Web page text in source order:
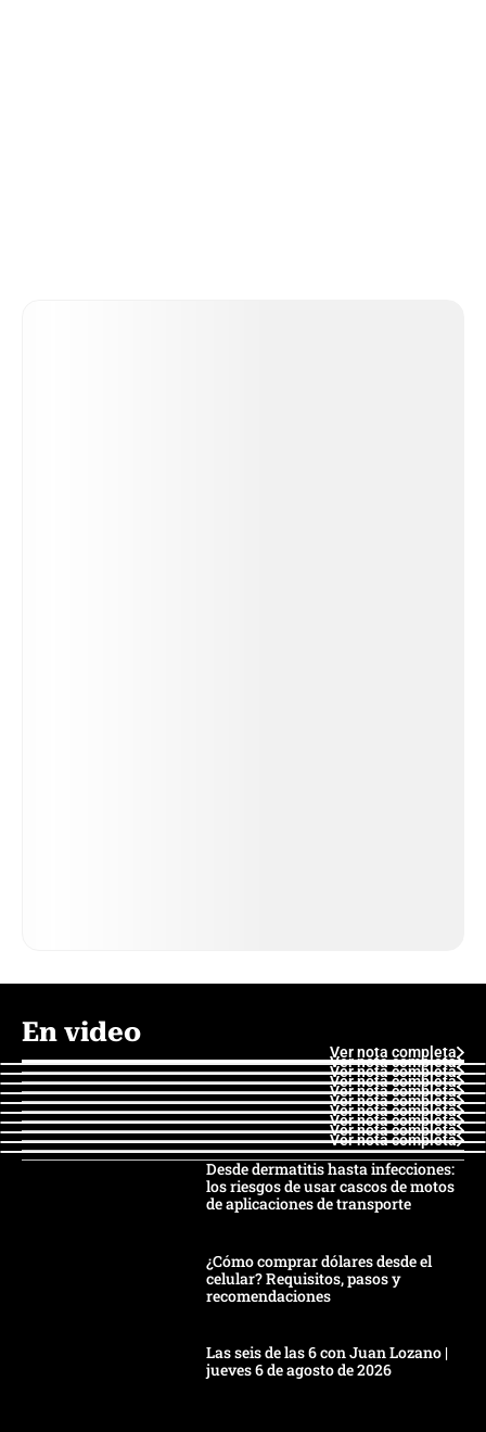
En video
Ver nota completa
Ver nota completa
Ver nota completa
Ver nota completa
Ver nota completa
Ver nota completa
Ver nota completa
Ver nota completa
Ver nota completa
Ver nota completa
Desde dermatitis hasta infecciones:
los riesgos de usar cascos de motos
de aplicaciones de transporte
¿Cómo comprar dólares desde el
celular? Requisitos, pasos y
recomendaciones
Las seis de las 6 con Juan Lozano |
jueves 6 de agosto de 2026